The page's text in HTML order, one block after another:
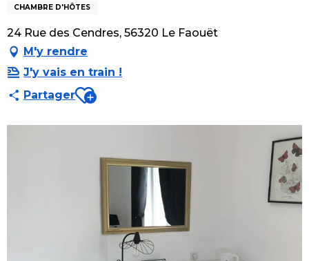
CHAMBRE D'HÔTES
24 Rue des Cendres, 56320 Le Faouët
M'y rendre
J'y vais en train !
PartagerAjouter aux favoris